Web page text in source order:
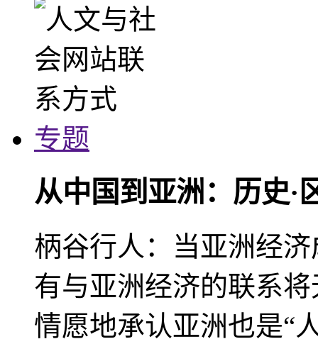
专题
从中国到亚洲：历史·
柄谷行人：当亚洲经
有与亚洲经济的联系
情愿地承认亚洲也是“